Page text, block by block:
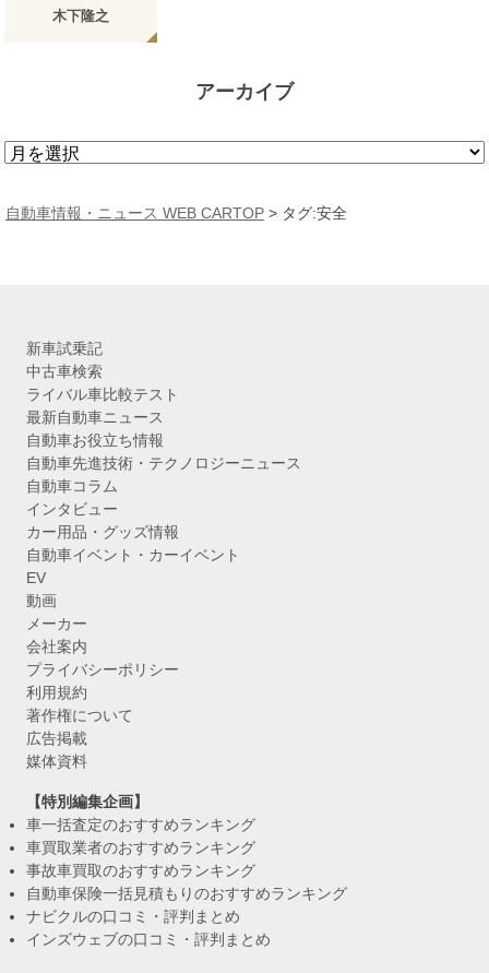
木下隆之
アーカイブ
ア
カ
自動車情報・ニュース WEB CARTOP > タグ:安全
新車試乗記
中古車検索
ライバル車比較テスト
最新自動車ニュース
自動車お役立ち情報
自動車先進技術・テクノロジーニュース
自動車コラム
インタビュー
カー用品・グッズ情報
自動車イベント・カーイベント
EV
動画
メーカー
会社案内
プライバシーポリシー
利用規約
著作権について
広告掲載
媒体資料
【特別編集企画】
車一括査定のおすすめランキング
車買取業者のおすすめランキング
事故車買取のおすすめランキング
自動車保険一括見積もりのおすすめランキング
ナビクルの口コミ・評判まとめ
インズウェブの口コミ・評判まとめ